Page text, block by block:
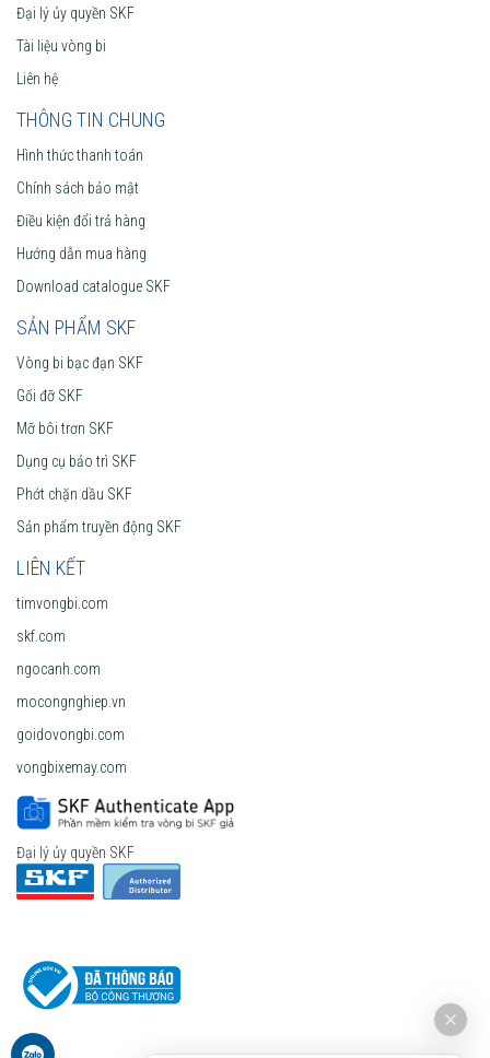
Đại lý ủy quyền SKF
Tài liệu vòng bi
Liên hệ
THÔNG TIN CHUNG
Hình thức thanh toán
Chính sách bảo mật
Điều kiện đổi trả hàng
Hướng dẫn mua hàng
Download catalogue SKF
SẢN PHẨM SKF
Vòng bi bạc đạn SKF
Gối đỡ SKF
Mỡ bôi trơn SKF
Dụng cụ bảo trì SKF
Phớt chặn dầu SKF
Sản phẩm truyền động SKF
LIÊN KẾT
timvongbi.com
skf.com
ngocanh.com
mocongnghiep.vn
goidovongbi.com
vongbixemay.com
Đại lý ủy quyền SKF